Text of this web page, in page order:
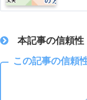
本記事の信頼性
この記事の信頼